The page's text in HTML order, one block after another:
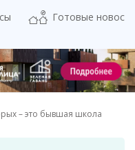
Готовые
– это бывшая школа